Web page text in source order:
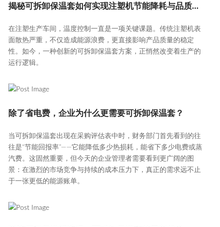
揭秘可拆卸保温套如何实现注塑机节能降耗与品质跃升
在注塑生产车间，温度控制一直是一项关键课题。传统注塑机表
面散热严重，不仅造成能源浪费，更直接影响产品质量的稳定
性。如今，一种创新的可拆卸保温套方案，正悄然改变着生产的
运行逻辑。
除了省电费，企业为什么更需要可拆卸保温套？
当可拆卸保温套出现在采购评估表中时，财务部门首先看到的往
往是“节能回报率”——它能降低多少热损耗，能省下多少电费或蒸
汽费。这固然重要，但今天的企业管理者需要看到更广阔的图
景：在激烈的市场竞争与持续的成本压力下，真正的需求远不止
于一张更低的能源账单。